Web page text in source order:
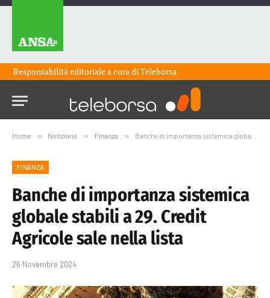
Responsabilità editoriale a cura diTeleborsa
Home » Notiziario » Finanza » Banche di importanza sistemica globale stabili a 29. Credit Agricole sale nella lista
FINANZA
Banche di importanza sistemica
globale stabili a 29. Credit
Agricole sale nella lista
26 Novembre 2024